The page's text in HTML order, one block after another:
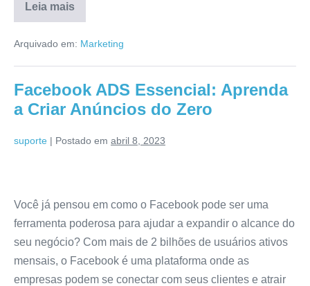
Leia mais
Arquivado em: Marketing
Facebook ADS Essencial: Aprenda
a Criar Anúncios do Zero
suporte | Postado em abril 8, 2023
Você já pensou em como o Facebook pode ser uma
ferramenta poderosa para ajudar a expandir o alcance do
seu negócio? Com mais de 2 bilhões de usuários ativos
mensais, o Facebook é uma plataforma onde as
empresas podem se conectar com seus clientes e atrair